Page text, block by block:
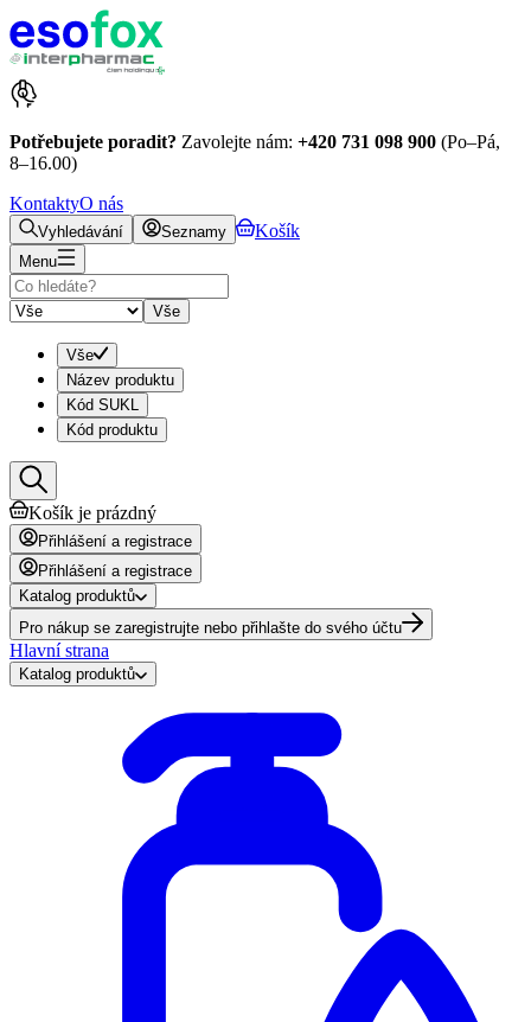
Potřebujete poradit? Zavolejte nám: +420 731 098 900 (Po–Pá,
8–16.00)
KontaktyO nás
Vyhledávání Seznamy Košík
Menu
Vše
Vše
Název produktu
Kód SUKL
Kód produktu
Košík je prázdný
Přihlášení a registrace
Přihlášení a registrace
Katalog produktů
Pro nákup se zaregistrujte nebo přihlašte do svého účtu
Hlavní strana
Katalog produktů